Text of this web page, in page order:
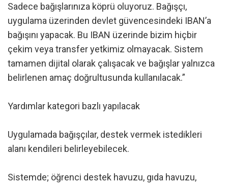
Sadece bağışlarınıza köprü oluyoruz. Bağışçı,
uygulama üzerinden devlet güvencesindeki IBAN’a
bağışını yapacak. Bu IBAN üzerinde bizim hiçbir
çekim veya transfer yetkimiz olmayacak. Sistem
tamamen dijital olarak çalışacak ve bağışlar yalnızca
belirlenen amaç doğrultusunda kullanılacak.”
Yardımlar kategori bazlı yapılacak
Uygulamada bağışçılar, destek vermek istedikleri
alanı kendileri belirleyebilecek.
Sistemde; öğrenci destek havuzu, gıda havuzu,